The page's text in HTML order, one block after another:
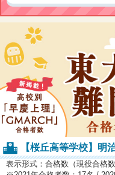
【桜丘高等学校】明
表示形式：合格数（現役合格数